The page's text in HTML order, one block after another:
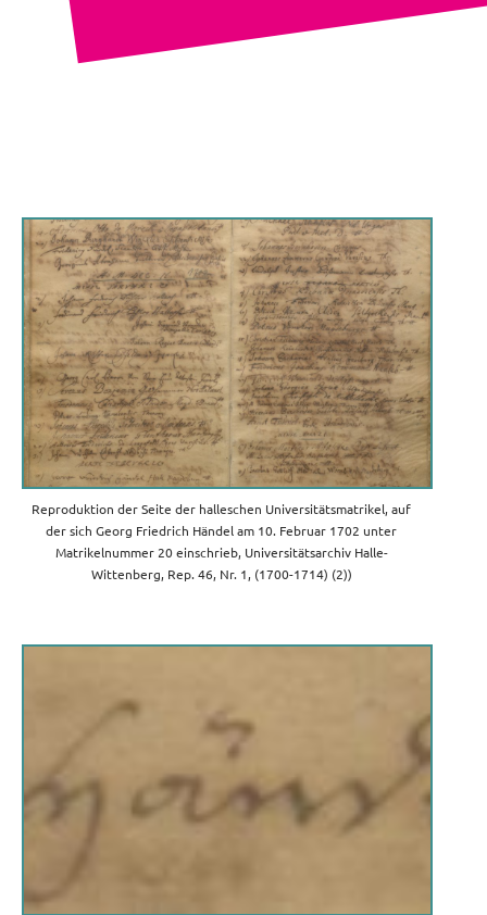
Reproduktion der Seite der halleschen Universitätsmatrikel, auf
der sich Georg Friedrich Händel am 10. Februar 1702 unter
Matrikelnummer 20 einschrieb, Universitätsarchiv Halle-
Wittenberg, Rep. 46, Nr. 1, (1700-1714) (2))